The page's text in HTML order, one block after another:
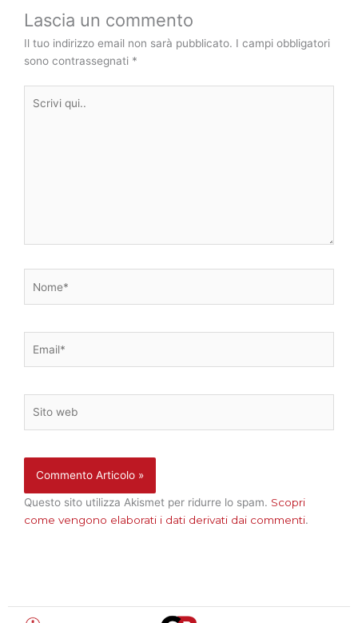
Lascia un commento
Il tuo indirizzo email non sarà pubblicato. I campi obbligatori
sono contrassegnati *
qui..
web
Questo sito utilizza Akismet per ridurre lo spam. Scopri
come vengono elaborati i dati derivati dai commenti.